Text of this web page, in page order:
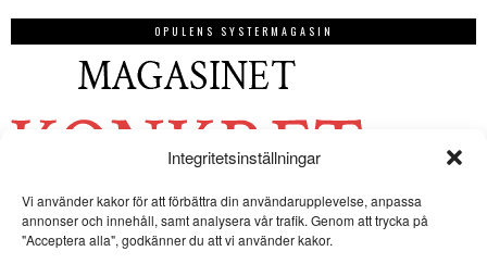
Integritetsinställningar
Vi använder kakor för att förbättra din användarupplevelse, anpassa
annonser och innehåll, samt analysera vår trafik. Genom att trycka på
"Acceptera alla", godkänner du att vi använder kakor.
OPULENS SYSTERMAGASIN